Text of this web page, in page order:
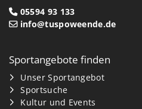
05594 93 133
info@tuspoweende.de
Sportangebote finden
Unser Sportangebot
Sportsuche
Kultur und Events